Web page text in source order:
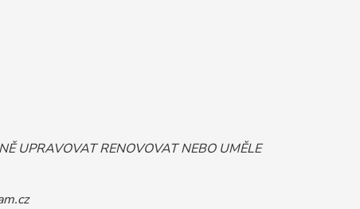
UPRAVOVAT RENOVOVAT NEBO UMĚLE